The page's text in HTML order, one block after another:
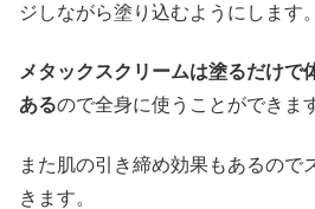
ジしながら塗り込むようにします。
メタックスクリームは塗るだけで
あるので全身に使うことができま
また肌の引き締め効果もあるので
きます。